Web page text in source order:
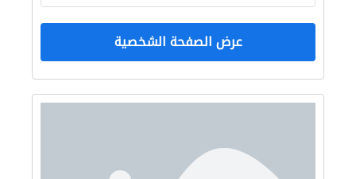
عرض الصفحة الشخصية